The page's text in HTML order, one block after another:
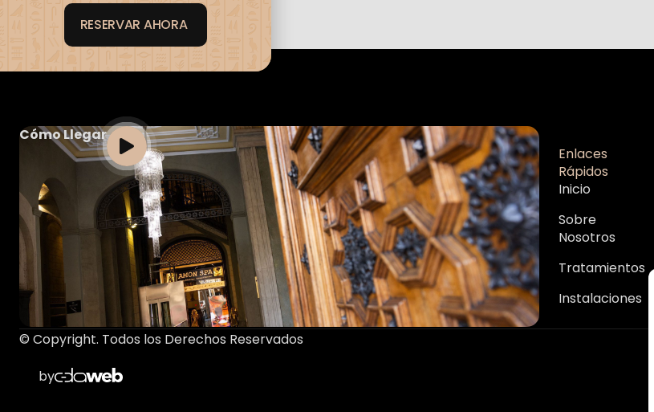
Cómo Llegar
Enlaces
Rápidos
Inicio
Sobre
Nosotros
Tratamientos
Instalaciones
© Copyright. Todos los Derechos Reservados
by
RESERVAR AHORA